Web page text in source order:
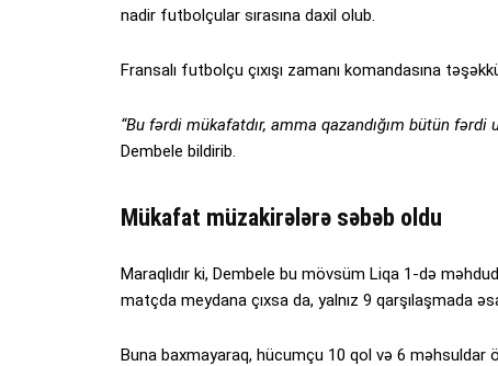
nadir futbolçular sırasına daxil olub.
Fransalı futbolçu çıxışı zamanı komandasına
“Bu fərdi mükafatdır, amma qazandığım bütün
Dembele bildirib.
Mükafat müzakirələrə səbəb oldu
Maraqlıdır ki, Dembele bu mövsüm Liqa 1-də
matçda meydana çıxsa da, yalnız 9 qarşılaşmada
Buna baxmayaraq, hücumçu 10 qol və 6 məhsuldar